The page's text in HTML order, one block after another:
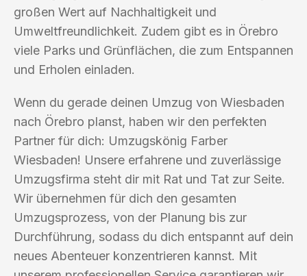
großen Wert auf Nachhaltigkeit und
Umweltfreundlichkeit. Zudem gibt es in Örebro
viele Parks und Grünflächen, die zum Entspannen
und Erholen einladen.
Wenn du gerade deinen Umzug von Wiesbaden
nach Örebro planst, haben wir den perfekten
Partner für dich: Umzugskönig Farber
Wiesbaden! Unsere erfahrene und zuverlässige
Umzugsfirma steht dir mit Rat und Tat zur Seite.
Wir übernehmen für dich den gesamten
Umzugsprozess, von der Planung bis zur
Durchführung, sodass du dich entspannt auf dein
neues Abenteuer konzentrieren kannst. Mit